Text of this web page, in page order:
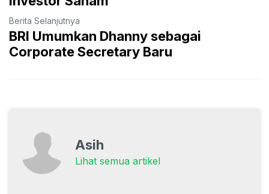
Berita Selanjutnya
BRI Umumkan Dhanny sebagai
Corporate Secretary Baru
Asih
Lihat semua artikel